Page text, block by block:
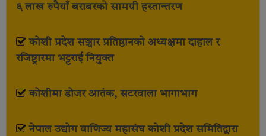
६ लाख रुपैयाँ बराबरको सामग्री हस्तान्तरण
कोशी प्रदेश सञ्चार प्रतिष्ठानको अध्यक्षमा दाहाल र
रजिष्ट्रारमा भट्टराई नियुक्त
कोशीमा डोजर आतंक, सटरवाला भागाभाग
नेपाल उद्योग वाणिज्य महासंघ कोशी प्रदेश समितिद्वारा